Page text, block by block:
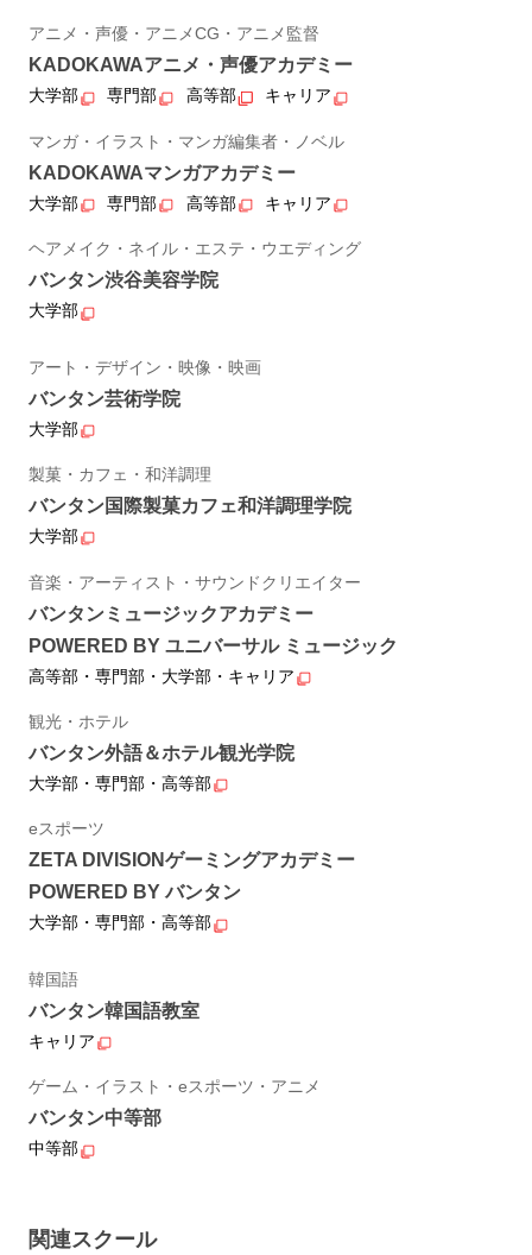
アニメ・声優・アニメCG・アニメ監督
KADOKAWAアニメ・声優アカデミー
大学部 専門部 高等部 キャリア
マンガ・イラスト・マンガ編集者・ノベル
KADOKAWAマンガアカデミー
大学部 専門部 高等部 キャリア
ヘアメイク・ネイル・エステ・ウエディング
バンタン渋谷美容学院
大学部
アート・デザイン・映像・映画
バンタン芸術学院
大学部
製菓・カフェ・和洋調理
バンタン国際製菓カフェ和洋調理学院
大学部
音楽・アーティスト・サウンドクリエイター
バンタンミュージックアカデミー
POWERED BY ユニバーサル ミュージック
高等部・専門部・大学部・キャリア
観光・ホテル
バンタン外語＆ホテル観光学院
大学部・専門部・高等部
eスポーツ
ZETA DIVISIONゲーミングアカデミー
POWERED BY バンタン
大学部・専門部・高等部
韓国語
バンタン韓国語教室
キャリア
ゲーム・イラスト・eスポーツ・アニメ
バンタン中等部
中等部
関連スクール